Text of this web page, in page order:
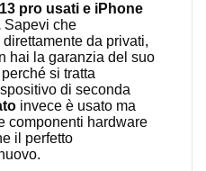
pro usati e iPhone
Sapevi che
da privati,
hai la garanzia del suo
si tratta
di seconda
invece è usato ma
componenti hardware
il perfetto